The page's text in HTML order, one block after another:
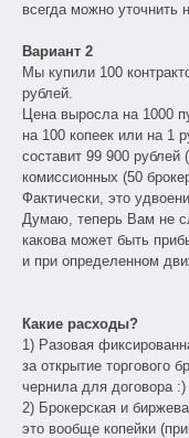
всегда можно уточнить
Вариант 2
Мы купили 100
рублей.
Цена выросла на 1000
на 100 копеек или на 1
составит 99 900 рублей
комиссионных (50
Фактически, это
Думаю, теперь Вам не
какова может быть
и при определенном
Какие расходы?
1) Разовая
за открытие торгового
чернила для договора :)
2) Брокерская и
это вообще копейки